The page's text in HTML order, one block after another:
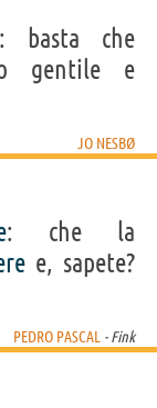
basta che
gentile e
JO NESBØ
: che la
e, sapete?
PEDRO PASCAL - Fink